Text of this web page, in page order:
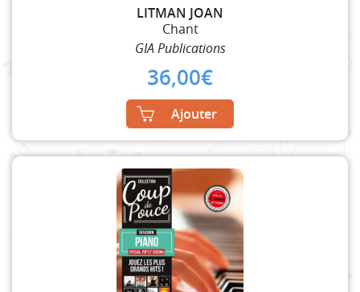
LITMAN JOAN
Chant
GIA Publications
36,00€
Ajouter